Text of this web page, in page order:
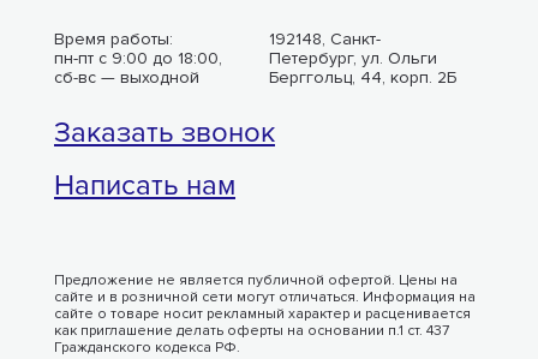
Время работы:
пн-пт с 9:00 до 18:00,
сб-вс — выходной
192148, Санкт-
Петербург, ул. Ольги
Берггольц, 44, корп. 2Б
Заказать звонок
Написать нам
Предложение не является публичной офертой. Цены на
сайте и в розничной сети могут отличаться. Информация на
сайте о товаре носит рекламный характер и расценивается
как приглашение делать оферты на основании п.1 ст. 437
Гражданского кодекса РФ.